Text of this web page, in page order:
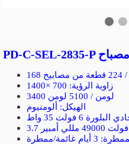
زاوية الرؤية: 700 ×1400
3400 لومن / 5100 لومن
الهيكل: ألومنيوم
غائمة/ممطرة